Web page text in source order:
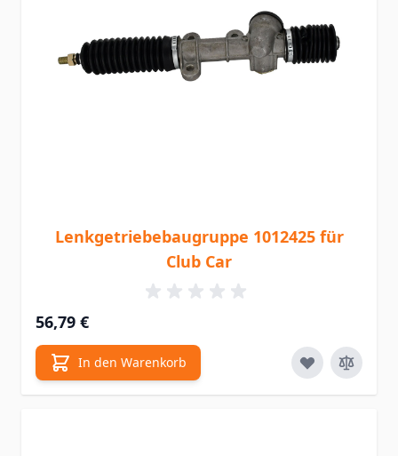
Lenkgetriebebaugruppe 1012425 für
Club Car
56,79 €
In den Warenkorb